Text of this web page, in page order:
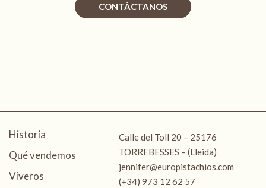
CONTÁCTANOS
Historia
Qué vendemos
Viveros
Calle del Toll 20 – 25176
TORREBESSES – (Lleida)
jennifer@europistachios.com
(+34) 973 12 62 57